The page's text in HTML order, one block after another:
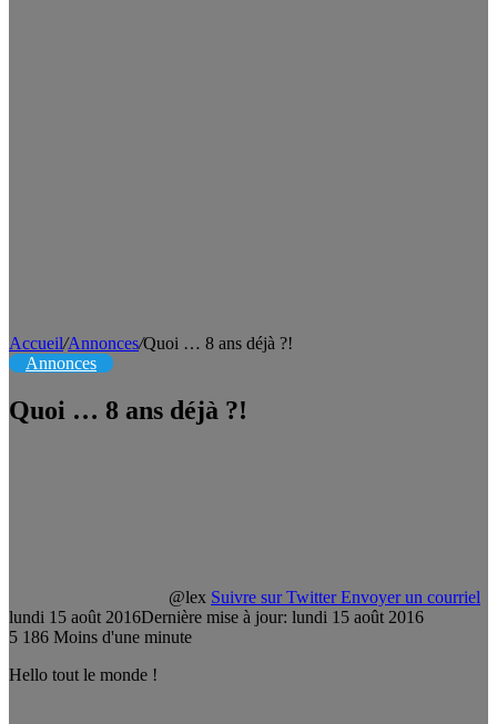
Accueil/Annonces/Quoi … 8 ans déjà ?!
Annonces
Quoi … 8 ans déjà ?!
@lex Suivre sur Twitter Envoyer un courriel
lundi 15 août 2016Dernière mise à jour: lundi 15 août 2016
5 186 Moins d'une minute
Hello tout le monde !